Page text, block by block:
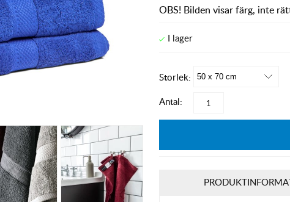
OBS! Bilden visar färg, inte
Storlek:
Antal: